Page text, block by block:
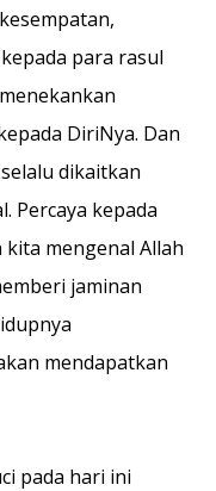
para rasul
DiriNya. Dan
dikaitkan
Percaya kepada
mengenal Allah
jaminan
mendapatkan
pada hari ini